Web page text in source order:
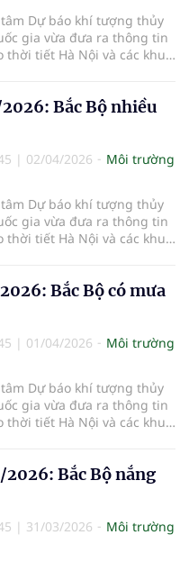
Dự báo khí tượng thủy
gia vừa đưa ra thông tin
thời tiết Hà Nội và các khu
Bắc Bộ nhiều
| 02/04/2026
Môi trường
Dự báo khí tượng thủy
gia vừa đưa ra thông tin
thời tiết Hà Nội và các khu
Bắc Bộ có mưa
| 01/04/2026
Môi trường
Dự báo khí tượng thủy
gia vừa đưa ra thông tin
thời tiết Hà Nội và các khu
Bắc Bộ nắng
| 31/03/2026
Môi trường